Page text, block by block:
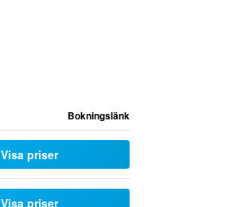
Bokningslänk
Visa priser
Visa priser